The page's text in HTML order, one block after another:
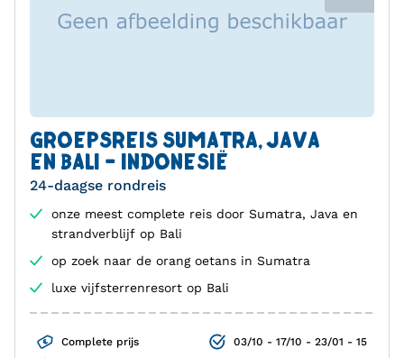
GROEPSREIS SUMATRA, JAVA
EN BALI - INDONESIË
24-daagse rondreis
onze meest complete reis door Sumatra, Java en
strandverblijf op Bali
op zoek naar de orang oetans in Sumatra
luxe vijfsterrenresort op Bali
Complete prijs
03/10 - 17/10 - 23/01 - 15